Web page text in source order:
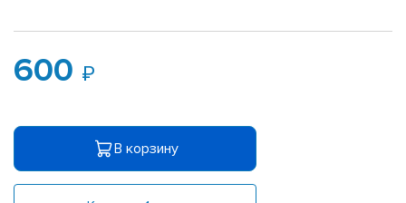
600
В корзину